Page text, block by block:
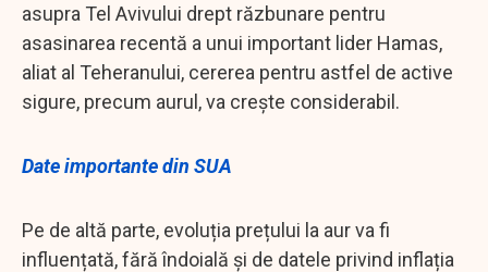
asupra Tel Avivului drept răzbunare pentru
asasinarea recentă a unui important lider Hamas,
aliat al Teheranului, cererea pentru astfel de active
sigure, precum aurul, va crește considerabil.
Date importante din SUA
Pe de altă parte, evoluția prețului la aur va fi
influențată, fără îndoială și de datele privind inflația